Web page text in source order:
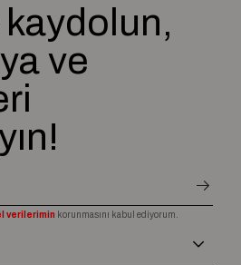
ve
verilerimin korunmasını kabul ediyorum.